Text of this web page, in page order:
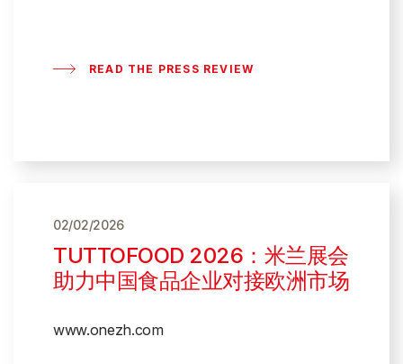
READ THE PRESS REVIEW
02/02/2026
TUTTOFOOD 2026：米兰展会
助力中国食品企业对接欧洲市场
www.onezh.com